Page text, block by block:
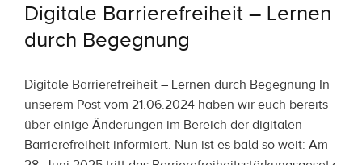
Digitale Barrierefreiheit – Lernen
durch Begegnung
Digitale Barrierefreiheit – Lernen durch Begegnung In
unserem Post vom 21.06.2024 haben wir euch bereits
über einige Änderungen im Bereich der digitalen
Barrierefreiheit informiert. Nun ist es bald so weit: Am